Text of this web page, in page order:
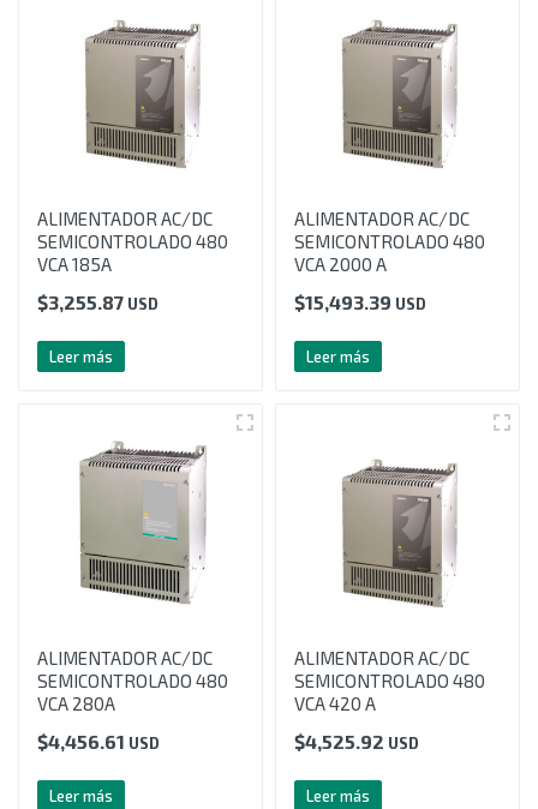
ALIMENTADOR AC/DC
SEMICONTROLADO 480
VCA 185A
$3,255.87 USD
Leer más
ALIMENTADOR AC/DC
SEMICONTROLADO 480
VCA 2000 A
$15,493.39 USD
Leer más
ALIMENTADOR AC/DC
SEMICONTROLADO 480
VCA 280A
$4,456.61 USD
Leer más
ALIMENTADOR AC/DC
SEMICONTROLADO 480
VCA 420 A
$4,525.92 USD
Leer más